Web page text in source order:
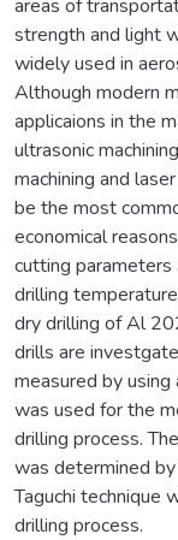
areas of
strength and light
widely used in
Although modern
applicaions in the
ultrasonic
machining and
be the most
economical
cutting parameters
drilling
dry drilling of Al
drills are
measured by
was used for the
drilling process.
was determined
Taguchi technique
drilling process.